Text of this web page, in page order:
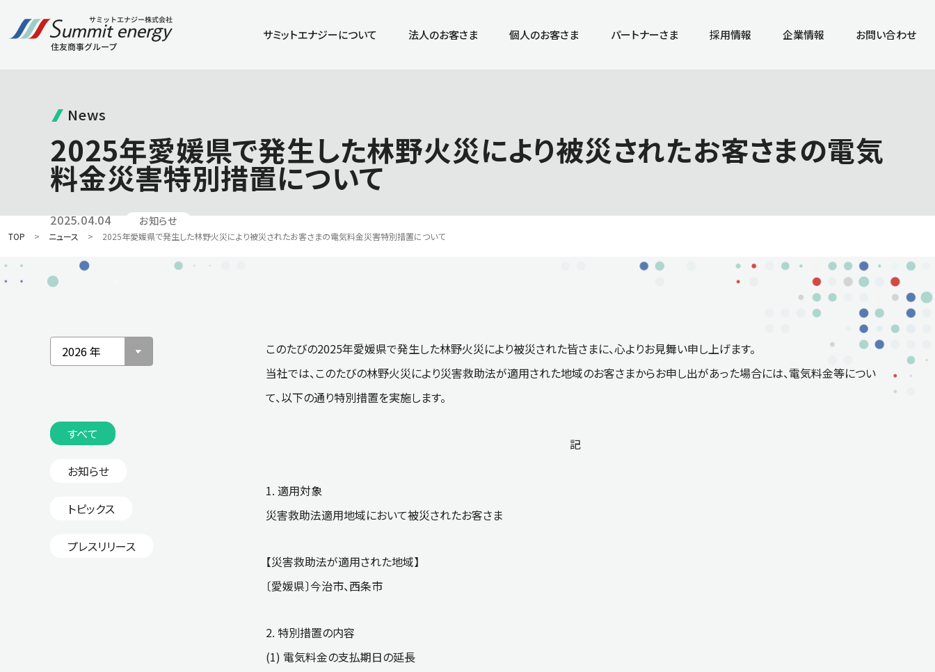
サミットエナジーについて 法人のお客さま 個人のお客さま パートナーさま 採用情報 企業情報 お問い合わせ
News
2025年愛媛県で発生した林野火災により被災されたお客さまの電気
料金災害特別措置について
2025.04.04 お知らせ
TOP ニュース 2025年愛媛県で発生した林野火災により被災されたお客さまの電気料金災害特別措置について
すべて
お知らせ
トピックス
プレスリリース
このたびの2025年愛媛県で発生した林野火災により被災された皆さまに、心よりお見舞い申し上げます。
当社では、このたびの林野火災により災害救助法が適用された地域のお客さまからお申し出があった場合には、電気料金等につい
て、以下の通り特別措置を実施します。
記
1. 適用対象
災害救助法適用地域において被災されたお客さま
【災害救助法が適用された地域】
〔愛媛県〕今治市、西条市
2. 特別措置の内容
(1) 電気料金の支払期日の延長